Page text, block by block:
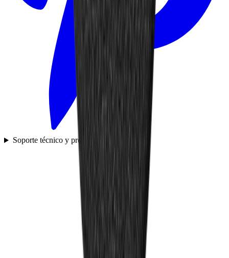
Soporte técnico y preguntas